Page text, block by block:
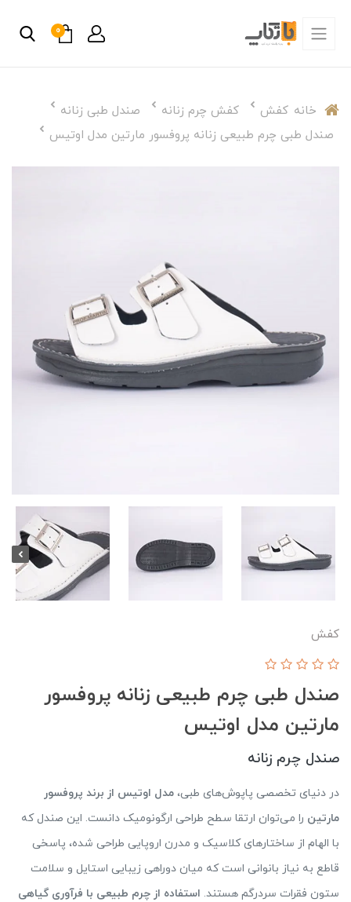
0
خانه کفش کفش چرم زنانه
صندل طبی زنانه
صندل طبی چرم طبیعی زنانه پروفسور مارتین مدل اوتیس
کفش
صندل طبی چرم طبیعی زنانه پروفسور
مارتین مدل اوتیس
صندل چرم زنانه
در دنیای تخصصی پاپوش‌های طبی، مدل اوتیس از برند پروفسور
مارتین را می‌توان ارتقا سطح طراحی ارگونومیک دانست. این صندل که
با الهام از ساختارهای کلاسیک و مدرن اروپایی طراحی شده، پاسخی
قاطع به نیاز بانوانی است که میان دوراهی زیبایی استایل و سلامت
ستون فقرات سردرگم هستند. استفاده از چرم طبیعی با فرآوری گیاهی